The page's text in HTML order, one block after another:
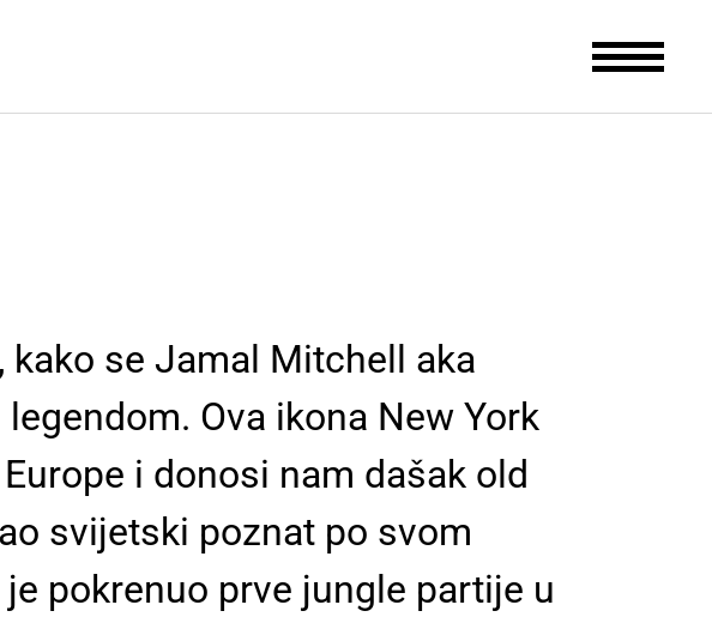
se Jamal Mitchell aka
Ova ikona New York
i donosi nam dašak old
svijetski poznat po svom
pokrenuo prve jungle partije u